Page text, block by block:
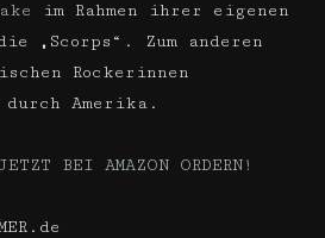
im Rahmen ihrer eigenen
„Scorps“. Zum anderen
Rockerinnen
Amerika.
BEI AMAZON ORDERN!